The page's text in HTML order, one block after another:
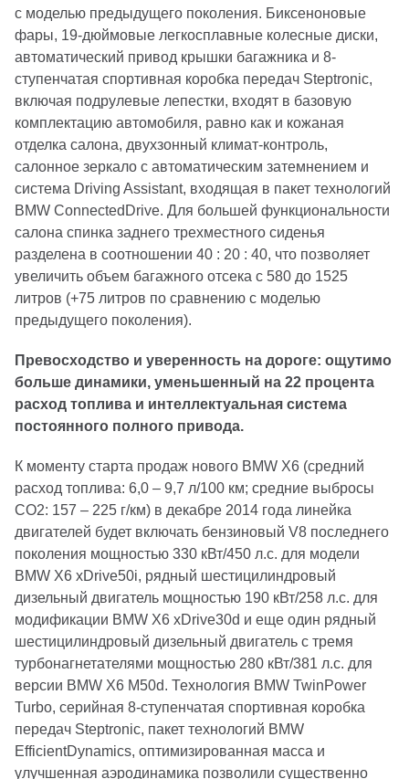
с моделью предыдущего поколения. Биксеноновые
фары, 19-дюймовые легкосплавные колесные диски,
автоматический привод крышки багажника и 8-
ступенчатая спортивная коробка передач Steptronic,
включая подрулевые лепестки, входят в базовую
комплектацию автомобиля, равно как и кожаная
отделка салона, двухзонный климат-контроль,
салонное зеркало с автоматическим затемнением и
система Driving Assistant, входящая в пакет технологий
BMW ConnectedDrive. Для большей функциональности
салона спинка заднего трехместного сиденья
разделена в соотношении 40 : 20 : 40, что позволяет
увеличить объем багажного отсека с 580 до 1525
литров (+75 литров по сравнению с моделью
предыдущего поколения).
Превосходство и уверенность на дороге: ощутимо
больше динамики, уменьшенный на 22 процента
расход топлива и интеллектуальная система
постоянного полного привода.
К моменту старта продаж нового BMW X6 (средний
расход топлива: 6,0 – 9,7 л/100 км; средние выбросы
CO2: 157 – 225 г/км) в декабре 2014 года линейка
двигателей будет включать бензиновый V8 последнего
поколения мощностью 330 кВт/450 л.с. для модели
BMW X6 xDrive50i, рядный шестицилиндровый
дизельный двигатель мощностью 190 кВт/258 л.с. для
модификации BMW X6 xDrive30d и еще один рядный
шестицилиндровый дизельный двигатель с тремя
турбонагнетателями мощностью 280 кВт/381 л.с. для
версии BMW X6 M50d. Технология BMW TwinPower
Turbo, серийная 8-ступенчатая спортивная коробка
передач Steptronic, пакет технологий BMW
EfficientDynamics, оптимизированная масса и
улучшенная аэродинамика позволили существенно